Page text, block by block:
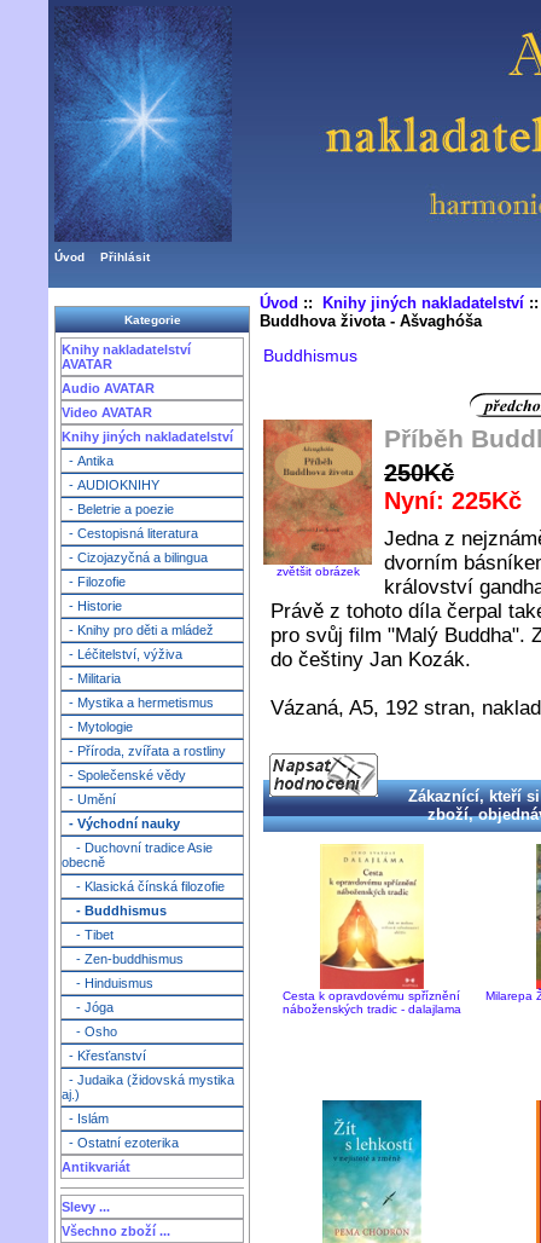
Úvod Přihlásit
Kategorie
Knihy nakladatelství
AVATAR
Audio AVATAR
Video AVATAR
Knihy jiných nakladatelství
- Antika
- AUDIOKNIHY
- Beletrie a poezie
- Cestopisná literatura
- Cizojazyčná a bilingua
- Filozofie
- Historie
- Knihy pro děti a mládež
- Léčitelství, výživa
- Militaria
- Mystika a hermetismus
- Mytologie
- Příroda, zvířata a rostliny
- Společenské vědy
- Umění
- Východní nauky
- Duchovní tradice Asie
obecně
- Klasická čínská filozofie
- Buddhismus
- Tibet
- Zen-buddhismus
- Hinduismus
- Jóga
- Osho
- Křesťanství
- Judaika (židovská mystika
aj.)
- Islám
- Ostatní ezoterika
Antikvariát
Slevy ...
Všechno zboží ...
Úvod :: Knihy jiných nakladatelství
Buddhova života - Ašvaghóša
Buddhismus
zvětšit obrázek
Příběh
250Kč
Nyní: 225Kč
Jedna z
dvorním
království
Právě z tohoto díla čerpal
pro svůj film "Malý Buddha".
do češtiny Jan Kozák.
Vázaná, A5, 192 stran,
Zákaznící, kteří
zboží,
Cesta k opravdovému spříznění
náboženských tradic - dalajlama
Milarepa